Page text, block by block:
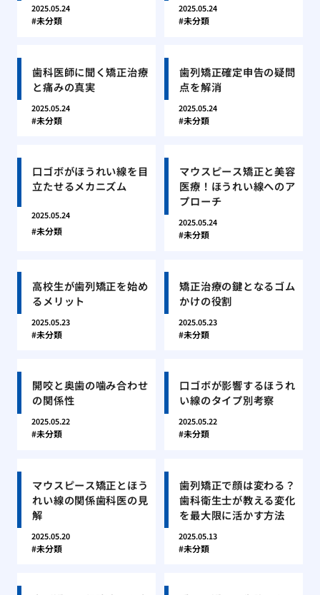
2025.05.24
未分類
2025.05.24
未分類
歯科医師に聞く矯正治療
と痛みの真実
2025.05.24
未分類
歯列矯正確定申告の疑問
点を解消
2025.05.24
未分類
口ゴボがほうれい線を目
立たせるメカニズム
2025.05.24
未分類
マウスピース矯正と美容
医療！ほうれい線へのア
プローチ
2025.05.24
未分類
高校生が歯列矯正を始め
るメリット
2025.05.23
未分類
矯正治療の鍵となるゴム
かけの役割
2025.05.23
未分類
開咬と奥歯の噛み合わせ
の関係性
2025.05.22
未分類
口ゴボが影響するほうれ
い線のタイプ別考察
2025.05.22
未分類
マウスピース矯正とほう
れい線の関係歯科医の見
解
2025.05.20
未分類
歯列矯正で顔は変わる？
歯科衛生士が教える変化
を最大限に活かす方法
2025.05.13
未分類